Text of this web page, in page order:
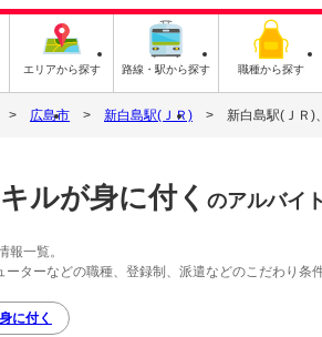
エリアから探す 路線・駅から探す 職種から探す
広島市 新白島駅(ＪＲ) 新白島駅(ＪＲ)
ルが身に付く のアルバイ
報一覧。
ターなどの職種、登録制、派遣などのこだわり条
に付く